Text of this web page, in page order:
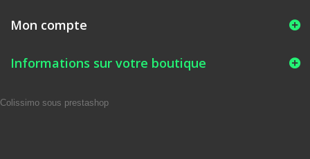
Mon compte
Informations sur votre boutique
Colissimo sous prestashop